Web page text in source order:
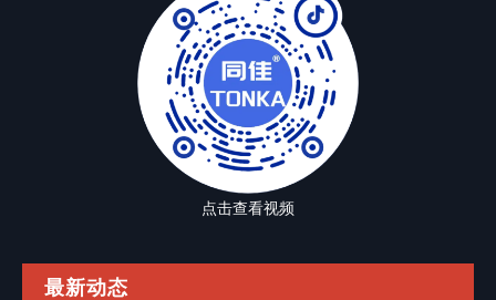
点击查看视频
最新动态